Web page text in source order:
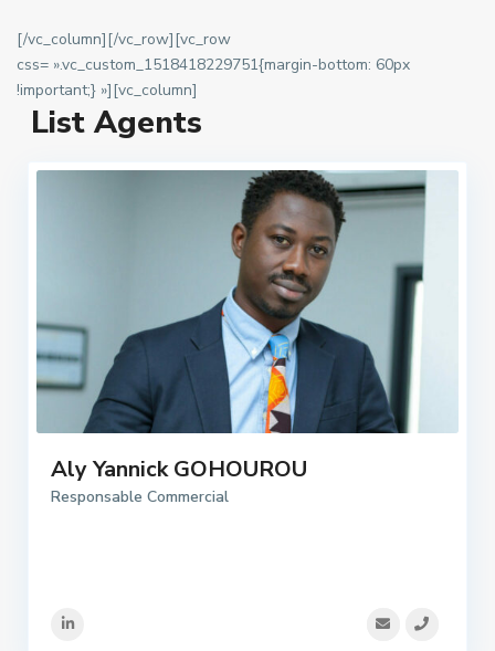
[/vc_column][/vc_row][vc_row
css= ».vc_custom_1518418229751{margin-bottom: 60px
!important;} »][vc_column]
List Agents
Aly Yannick GOHOUROU
Responsable Commercial